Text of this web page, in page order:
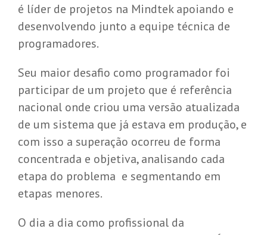
é líder de projetos na Mindtek apoiando e
desenvolvendo junto a equipe técnica de
programadores.
Seu maior desafio como programador foi
participar de um projeto que é referência
nacional onde criou uma versão atualizada
de um sistema que já estava em produção, e
com isso a superação ocorreu de forma
concentrada e objetiva, analisando cada
etapa do problema e segmentando em
etapas menores.
O dia a dia como profissional da